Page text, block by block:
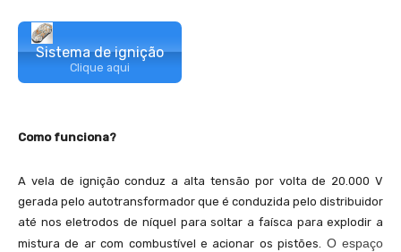
Sistema de ignição
Clique aqui
Como funciona?
A vela de ignição conduz a alta tensão por volta de 20.000 V
gerada pelo autotransformador que é conduzida pelo distribuidor
até nos eletrodos de níquel para soltar a faísca para explodir a
mistura de ar com combustível e acionar os pistões. O espaço